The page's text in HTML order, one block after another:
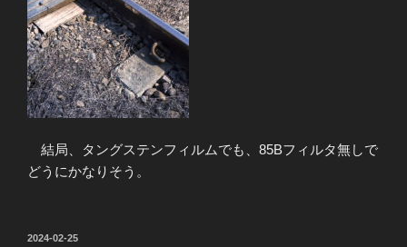
結局、タングステンフィルムでも、85Bフィルタ無しで
どうにかなりそう。
投
2024-02-25